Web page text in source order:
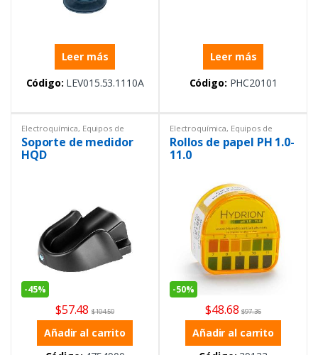
Leer más
Código: LEV015.53.1110A
Leer más
Código: PHC20101
Electroquímica, Equipos de
Laboratorio General Ofertas
Repuestos
Soporte de medidor
HQD
-45%
$57.48 $104.50
Añadir al carrito
Electroquímica, Equipos de
Laboratorio Ph metros, Tirillas
de ph
Rollos de papel PH 1.0-
11.0
-50%
$48.68 $97.36
Añadir al carrito